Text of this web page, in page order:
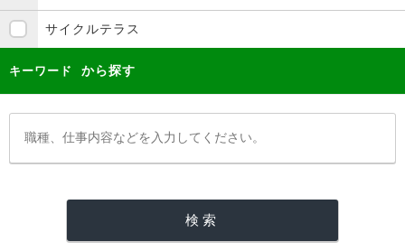
サイクルテラス
キーワード から探す